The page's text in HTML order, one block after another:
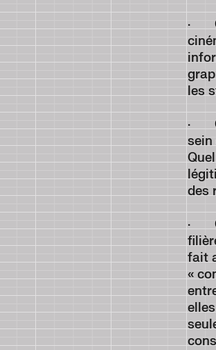
·
les
·
sein
des
·
fait
«